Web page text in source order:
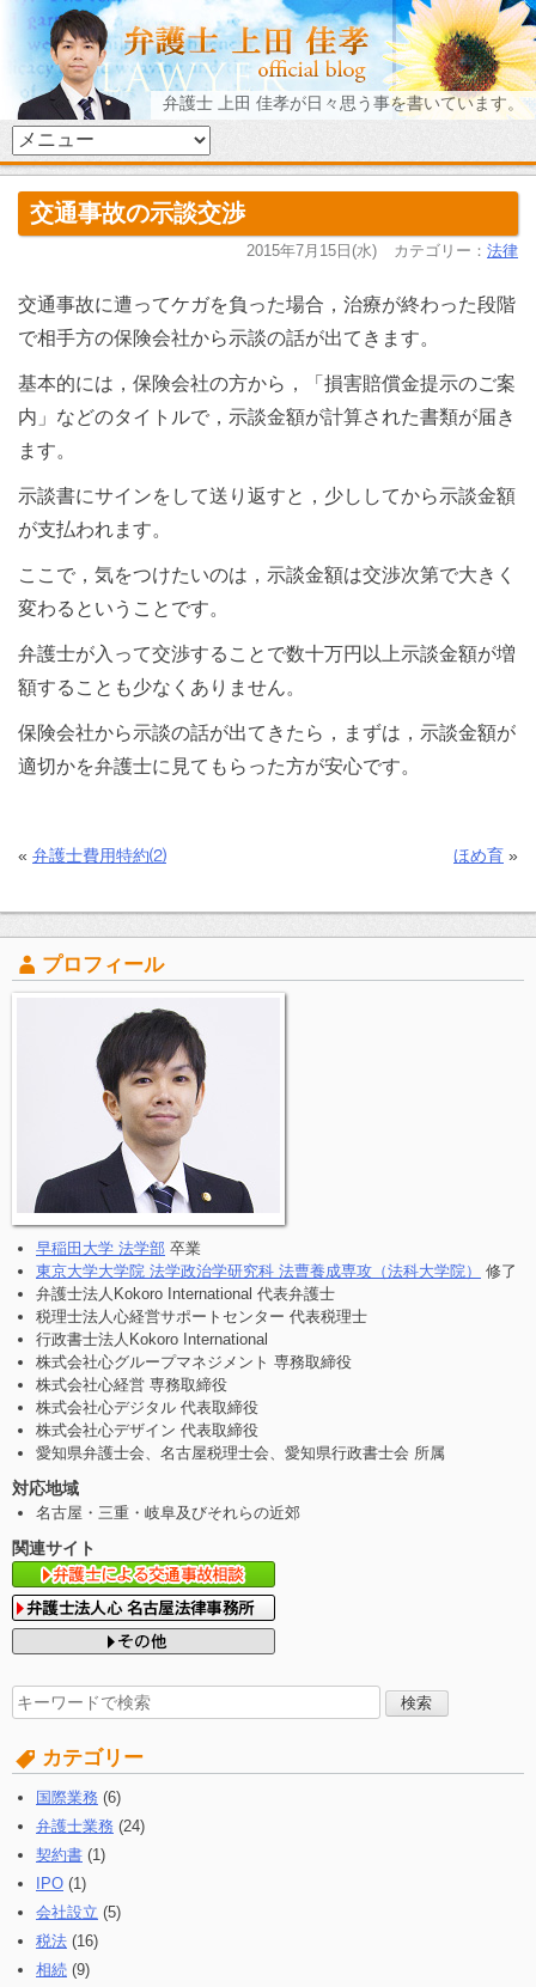
弁護士 上田 佳孝が日々思う事を書いています。
交通事故の示談交渉
2015年7月15日(水) カテゴリー： 法律
交通事故に遭ってケガを負った場合，治療が終わった段階
で相手方の保険会社から示談の話が出てきます。
基本的には，保険会社の方から，「損害賠償金提示のご案
内」などのタイトルで，示談金額が計算された書類が届き
ます。
示談書にサインをして送り返すと，少ししてから示談金額
が支払われます。
ここで，気をつけたいのは，示談金額は交渉次第で大きく
変わるということです。
弁護士が入って交渉することで数十万円以上示談金額が増
額することも少なくありません。
保険会社から示談の話が出てきたら，まずは，示談金額が
適切かを弁護士に見てもらった方が安心です。
« 弁護士費用特約⑵ ほめ育 »
プロフィール
早稲田大学 法学部 卒業
東京大学大学院 法学政治学研究科 法曹養成専攻（法科大学院）
修了
弁護士法人Kokoro International 代表弁護士
税理士法人心経営サポートセンター 代表税理士
行政書士法人Kokoro International
株式会社心グループマネジメント 専務取締役
株式会社心経営 専務取締役
株式会社心デジタル 代表取締役
株式会社心デザイン 代表取締役
愛知県弁護士会、名古屋税理士会、愛知県行政書士会 所属
対応地域
名古屋・三重・岐阜及びそれらの近郊
関連サイト
検
索
す
る:
カテゴリー
国際業務 (6)
弁護士業務 (24)
契約書 (1)
IPO (1)
会社設立 (5)
税法 (16)
相続 (9)